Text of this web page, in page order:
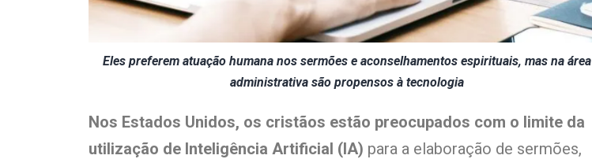
Eles preferem atuação humana nos sermões e aconselhamentos espirituais, mas na área
administrativa são propensos à tecnologia
Nos Estados Unidos, os cristãos estão preocupados com o limite da
utilização de Inteligência Artificial (IA) para a elaboração de sermões,